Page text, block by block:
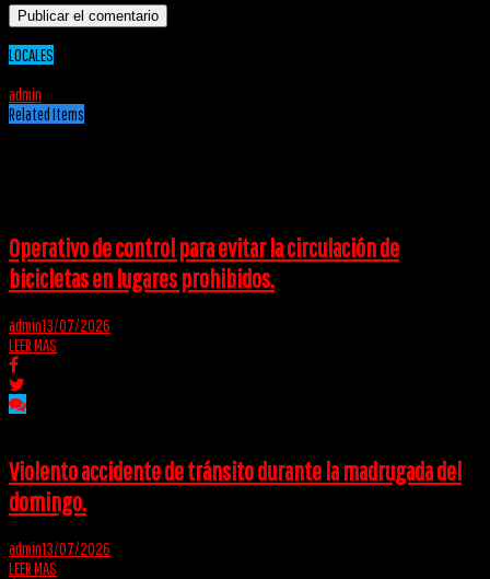
LOCALES
admin
Related Items
Operativo de control para evitar la circulación de
bicicletas en lugares prohibidos.
admin13/07/2026
LEER MAS
Violento accidente de tránsito durante la madrugada del
domingo.
admin13/07/2026
LEER MAS